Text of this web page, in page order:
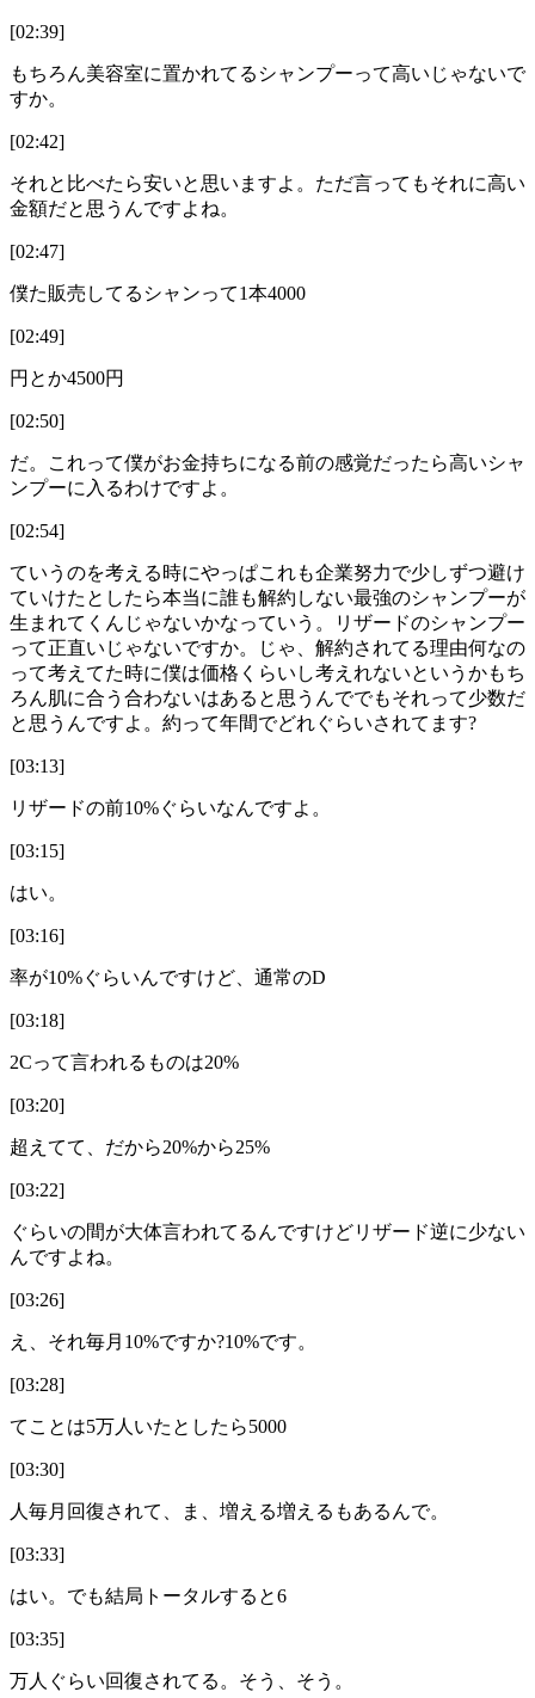
[02:39]
もちろん美容室に置かれてるシャンプーって高いじゃないで
すか。
[02:42]
それと比べたら安いと思いますよ。ただ言ってもそれに高い
金額だと思うんですよね。
[02:47]
僕た販売してるシャンって1本4000
[02:49]
円とか4500円
[02:50]
だ。これって僕がお金持ちになる前の感覚だったら高いシャ
ンプーに入るわけですよ。
[02:54]
ていうのを考える時にやっぱこれも企業努力で少しずつ避け
ていけたとしたら本当に誰も解約しない最強のシャンプーが
生まれてくんじゃないかなっていう。リザードのシャンプー
って正直いじゃないですか。じゃ、解約されてる理由何なの
って考えてた時に僕は価格くらいし考えれないというかもち
ろん肌に合う合わないはあると思うんででもそれって少数だ
と思うんですよ。約って年間でどれぐらいされてます?
[03:13]
リザードの前10%ぐらいなんですよ。
[03:15]
はい。
[03:16]
率が10%ぐらいんですけど、通常のD
[03:18]
2Cって言われるものは20%
[03:20]
超えてて、だから20%から25%
[03:22]
ぐらいの間が大体言われてるんですけどリザード逆に少ない
んですよね。
[03:26]
え、それ毎月10%ですか?10%です。
[03:28]
てことは5万人いたとしたら5000
[03:30]
人毎月回復されて、ま、増える増えるもあるんで。
[03:33]
はい。でも結局トータルすると6
[03:35]
万人ぐらい回復されてる。そう、そう。